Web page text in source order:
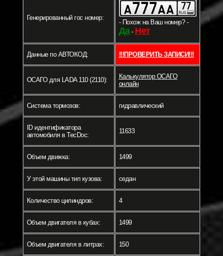
Генерированный гос номер:
- Похож на Ваш номер? -
Да- Нет
Данные по АВТОКОД: !!!ПРОВЕРИТЬ ЗАПИСИ!!!
ОСАГО для LADA 110 (2110):
Калькулятор ОСАГО
онлайн
Система тормозов: гидравлический
ID идентификатора
автомобиля в TecDoc:
11633
Объем движка: 1499
У этой машины тип кузова: седан
Количество цилиндров: 4
Объем двигателя в кубах: 1499
Объем двигателя в литрах: 150